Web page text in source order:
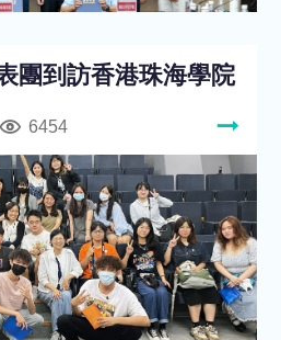
團到訪香港珠海學院
6454